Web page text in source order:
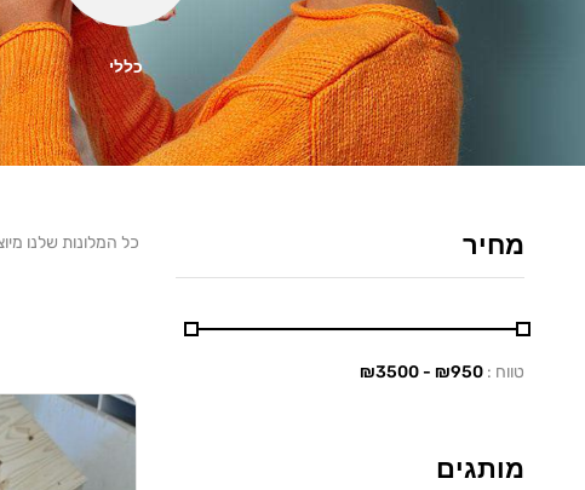
כללי
מחיר
טווח : 950
- ₪
3500
מותגים
כל המלונות שלנו